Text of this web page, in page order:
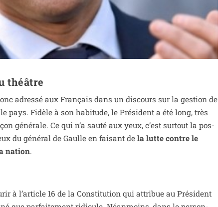
théâtre
adres­sé aux Français dans un dis­cours sur la ges­tion de
pays. Fidèle à son habi­tude, le Président a été long, très
géné­rale. Ce qui n’a sau­té aux yeux, c’est sur­tout la pos­
du géné­ral de Gaulle en fai­sant dela lutte contre le
nation.
à l’article 16 de la Constitution qui attri­bue au Président